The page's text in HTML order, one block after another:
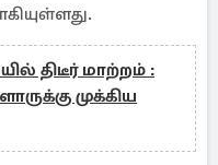
திடீர் மாற்றம் :
முக்கிய